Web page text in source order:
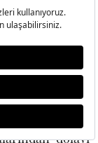
food”ları
vermesi
sıralarda. Saf
tanecikleri de
dolayı